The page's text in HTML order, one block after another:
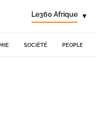
Le360 Afrique ▾
SOCIÉTÉ PEOPLE